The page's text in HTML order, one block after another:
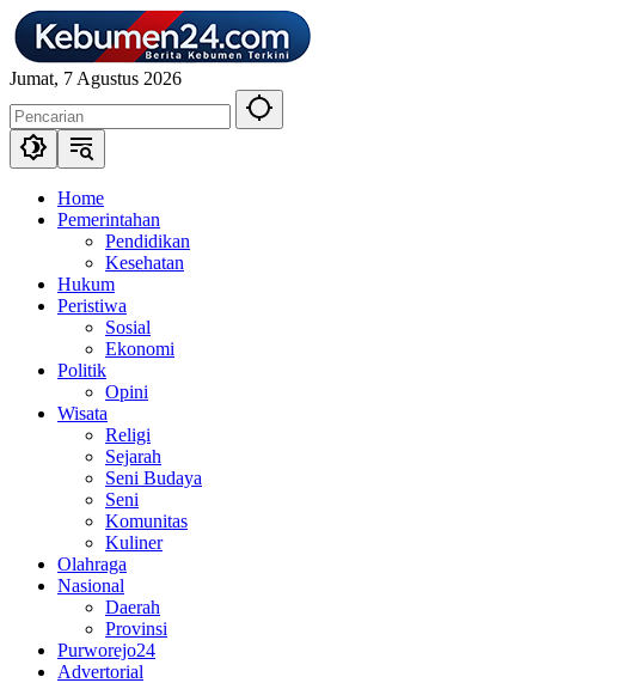
Langsung
ke
konten
Jumat, 7 Agustus 2026
Home
Pemerintahan
Pendidikan
Kesehatan
Hukum
Peristiwa
Sosial
Ekonomi
Politik
Opini
Wisata
Religi
Sejarah
Seni Budaya
Seni
Komunitas
Kuliner
Olahraga
Nasional
Daerah
Provinsi
Purworejo24
Advertorial